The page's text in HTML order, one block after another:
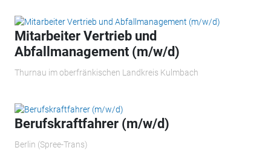
Mitarbeiter Vertrieb und
Abfallmanagement (m/w/d)
Thurnau im oberfränkischen Landkreis Kulmbach
Berufskraftfahrer (m/w/d)
Berlin (Spree-Trans)